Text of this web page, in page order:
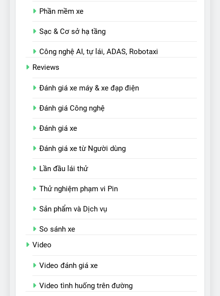
Phần mềm xe
Sạc & Cơ sở hạ tầng
Công nghệ AI, tự lái, ADAS, Robotaxi
Reviews
Đánh giá xe máy & xe đạp điện
Đánh giá Công nghệ
Đánh giá xe
Đánh giá xe từ Người dùng
Lần đầu lái thử
Thử nghiệm phạm vi Pin
Sản phẩm và Dịch vụ
So sánh xe
Video
Video đánh giá xe
Video tình huống trên đường